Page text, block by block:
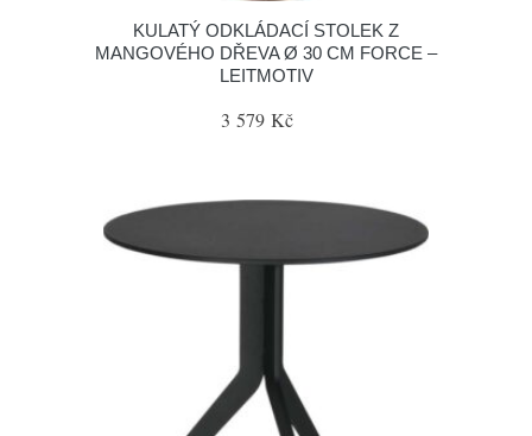
KULATÝ ODKLÁDACÍ STOLEK Z
MANGOVÉHO DŘEVA Ø 30 CM FORCE –
LEITMOTIV
3 579 Kč